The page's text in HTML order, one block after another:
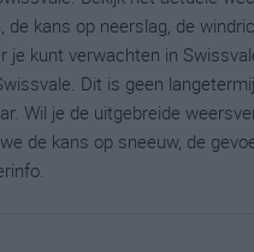
kans op neerslag, de
je kunt verwachten in
Dit is geen
Wil je de uitgebreide
de kans op sneeuw, de